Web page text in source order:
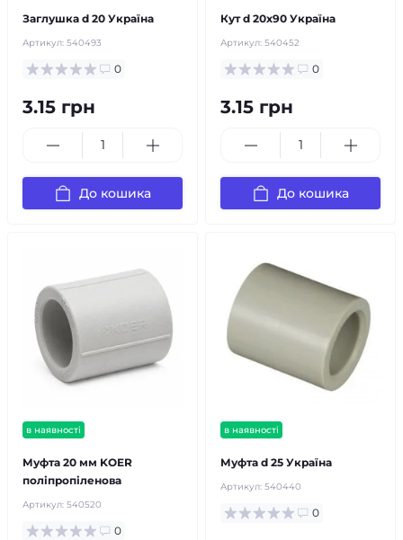
Заглушка d 20 Україна
Артикул: 540493
0
3.15 грн
До кошика
Кут d 20х90 Україна
Артикул: 540452
0
3.15 грн
До кошика
в наявності
Муфта 20 мм KOER
поліпропіленова
Артикул: 540520
0
в наявності
Муфта d 25 Україна
Артикул: 540440
0